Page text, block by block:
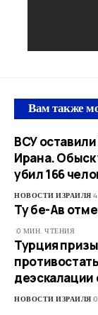
Вам также
ВСУ
Ирана. Обыск
убил 166
НОВОСТИ ИЗРАИЛЯ
Ту бе-Ав
0 МИН. ЧТЕНИЯ
Турция
НОВОСТИ ИЗРАИЛЯ